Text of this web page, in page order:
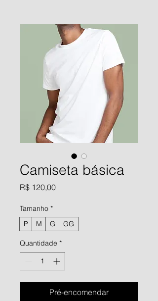
Camiseta básica
R$ 120,00Preço
Tamanho *
P
M G GG
Quantidade *
Pré-encomendar